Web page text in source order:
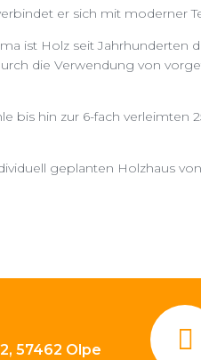
er sich mit moderner
ist Holz seit Jahrhunderten
die Verwendung von
bis hin zur 6-fach verleimten
geplanten Holzhaus
57462 Olpe